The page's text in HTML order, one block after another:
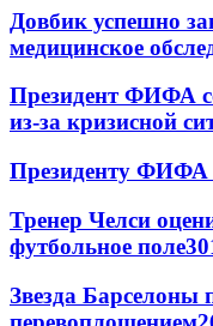
Довбик успешно
медицинское
Президент ФИФА
из-за кризисной
Президенту ФИФА
Тренер Челси
футбольное поле
Звезда Барселоны